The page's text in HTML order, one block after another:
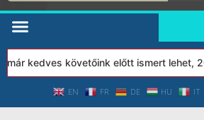
kedves követőink előtt ismert lehet,
EN FR DE HU IT